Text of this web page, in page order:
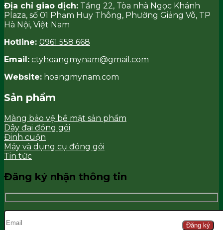
Địa chỉ giao dịch: Tầng 22, Tòa nhà Ngọc Khánh
Plaza, số 01 Phạm Huy Thông, Phường Giảng Võ, TP
Hà Nội, Việt Nam
Hotline: 0961 558 668
Email: ctyhoangmynam@gmail.com
Website: hoangmynam.com
Sản phẩm
Màng bảo vệ bề mặt sản phẩm
Dây đai đóng gói
Đinh cuộn
Máy và dụng cụ đóng gói
Tin tức
Đăng ký nhận thông tin
Đăng ký